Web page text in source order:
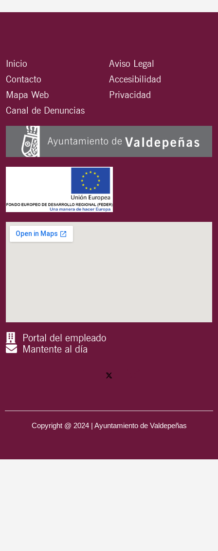
Inicio
Contacto
Mapa Web
Canal de Denuncias
Aviso Legal
Accesibilidad
Privacidad
Portal del empleado
Mantente al día
Copyright @ 2024 | Ayuntamiento de Valdepeñas